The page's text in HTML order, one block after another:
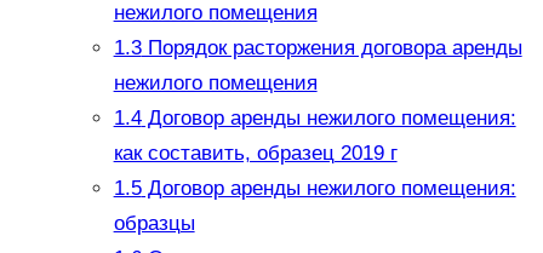
нежилого помещения
1.3Порядок расторжения договора аренды
нежилого помещения
1.4Договор аренды нежилого помещения:
как составить, образец 2019 г
1.5Договор аренды нежилого помещения:
образцы